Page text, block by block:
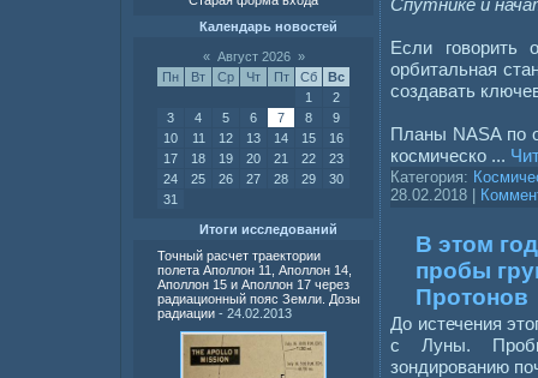
Календарь новостей
« Август 2026 »
Пн
Вт Ср Чт Пт Сб
Вс
1
2
3
4 5 6 7 8
9
10
11 12 13 14 15
16
17
18 19 20 21 22
23
24
25 26 27 28 29
30
31
Итоги исследований
Точный расчет траектории
полета Аполлон 11, Аполлон 14,
Аполлон 15 и Аполлон 17 через
радиационный пояс Земли. Дозы
радиации - 24.02.2013
Если говорить
орбитальная
создавать
Планы NASA по
космическо ...
Категория:
28.02.2018 |
В этом
пробы
Протонов
До истечения
с Луны.
зондированию